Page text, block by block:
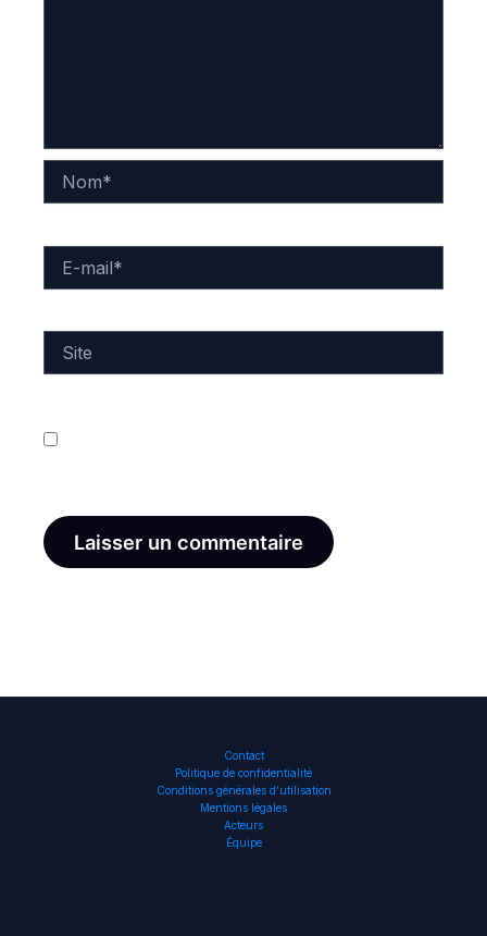
mail*
Contact
Politique de confidentialité
Conditions générales d’utilisation
Mentions légales
Acteurs
Équipe